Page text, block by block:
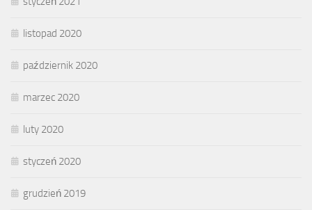
listopad 2020
październik 2020
marzec 2020
luty 2020
styczeń 2020
grudzień 2019